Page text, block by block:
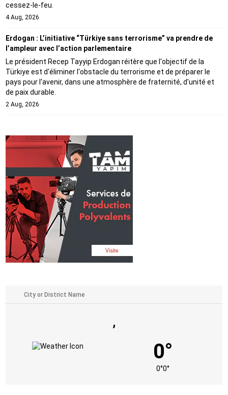
cessez-le-feu.
4 Aug, 2026
Erdogan : L’initiative “Türkiye sans terrorisme” va prendre de
l’ampleur avec l’action parlementaire
Le président Recep Tayyip Erdogan réitère que l'objectif de la
Türkiye est d'éliminer l'obstacle du terrorisme et de préparer le
pays pour l'avenir, dans une atmosphère de fraternité, d'unité et
de paix durable.
2 Aug, 2026
,
0°
0°0°